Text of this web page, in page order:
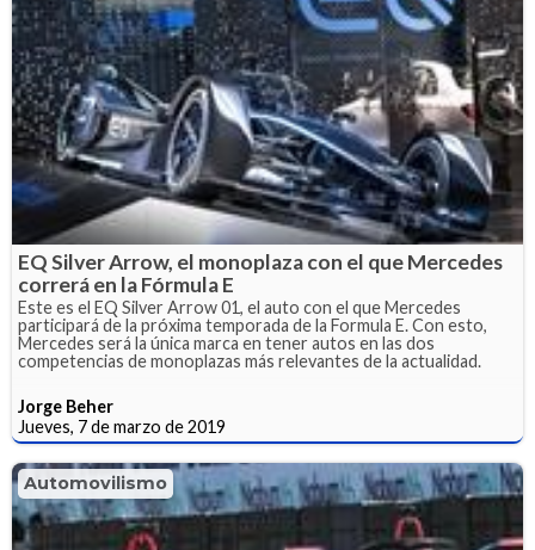
EQ Silver Arrow, el monoplaza con el que Mercedes
correrá en la Fórmula E
Este es el EQ Silver Arrow 01, el auto con el que Mercedes
participará de la próxima temporada de la Formula E. Con esto,
Mercedes será la única marca en tener autos en las dos
competencias de monoplazas más relevantes de la actualidad.
Jorge Beher
Jueves, 7 de marzo de 2019
Automovilismo